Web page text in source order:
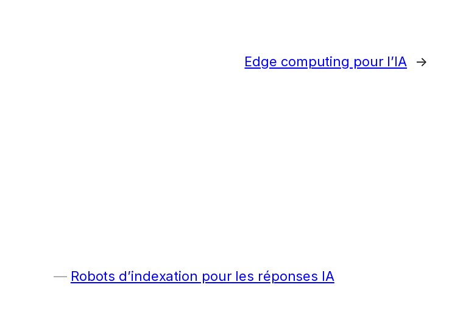
Edge computing pour l’IA →
Robots d’indexation pour les réponses IA